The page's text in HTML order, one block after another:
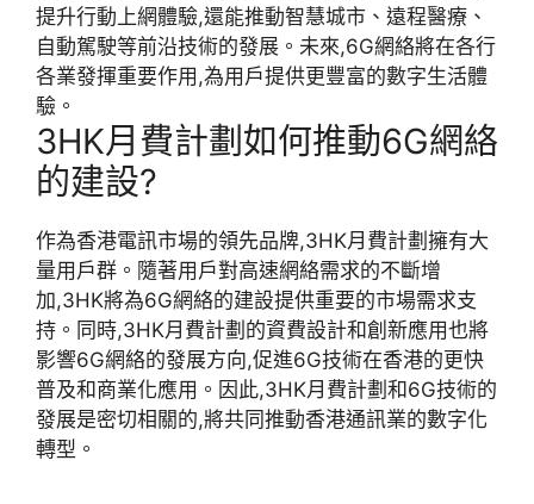
提升行動上網體驗,還能推動智慧城市、遠程醫療、
自動駕駛等前沿技術的發展。未來,6G網絡將在各行
各業發揮重要作用,為用戶提供更豐富的數字生活體
驗。
3HK月費計劃如何推動6G網絡
的建設?
作為香港電訊市場的領先品牌,3HK月費計劃擁有大
量用戶群。隨著用戶對高速網絡需求的不斷增
加,3HK將為6G網絡的建設提供重要的市場需求支
持。同時,3HK月費計劃的資費設計和創新應用也將
影響6G網絡的發展方向,促進6G技術在香港的更快
普及和商業化應用。因此,3HK月費計劃和6G技術的
發展是密切相關的,將共同推動香港通訊業的數字化
轉型。